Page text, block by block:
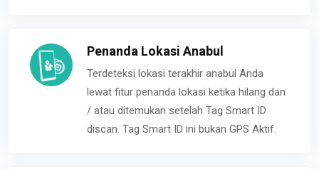
Penanda Lokasi Anabul
Terdeteksi lokasi terakhir anabul Anda
lewat fitur penanda lokasi ketika hilang dan
/ atau ditemukan setelah Tag Smart ID
discan. Tag Smart ID ini bukan GPS Aktif.